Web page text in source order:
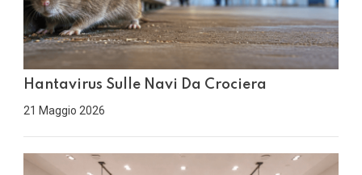
Hantavirus Sulle Navi Da Crociera
21 Maggio 2026